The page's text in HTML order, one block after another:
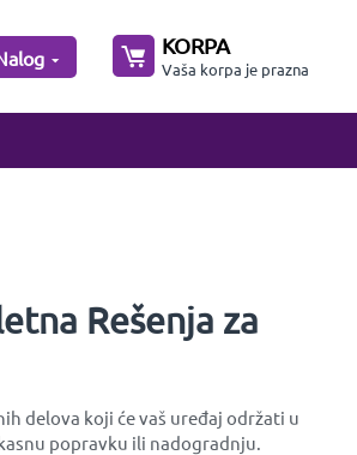
KORPA
Vaša korpa je prazna
Rešenja za
delova koji će vaš uređaj održati u
popravku ili nadogradnju.